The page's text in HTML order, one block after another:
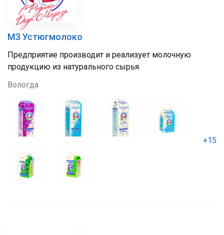
МЗ Устюгмолоко
Предприятие производит и реализует молочную
продукцию из натурального сырья.
Вологда
+15